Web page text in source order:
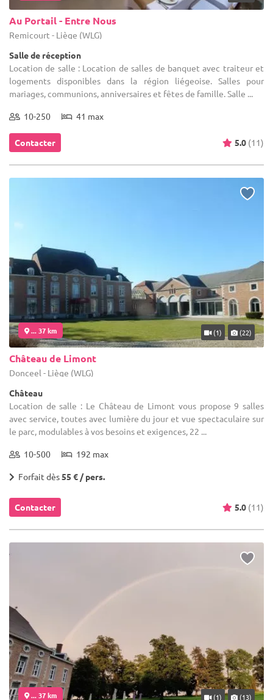
Au Portail - Entre Nous
Remicourt - Liège (WLG)
Salle de réception
Location de salle : Location de salles de banquet avec traiteur et
logements disponibles dans la région liégeoise. Salles pour
mariages, communions, anniversaires et fêtes de famille. Salle ...
10-250 41 max
Contacter 5.0 (11)
... 37 km (1) (22)
Château de Limont
Donceel - Liège (WLG)
Château
Location de salle : Le Château de Limont vous propose 9 salles
avec service, toutes avec lumière du jour et vue spectaculaire sur
le parc, modulables à vos besoins et exigences, 22 ...
10-500 192 max
Forfait dès55 € / pers.
Contacter 5.0 (11)
... 37 km (1) (13)